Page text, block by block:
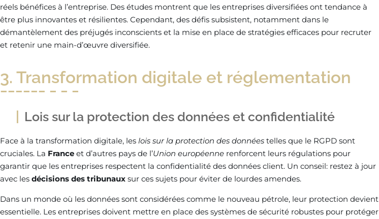
réels bénéfices à l’entreprise. Des études montrent que les entreprises diversifiées ont tendance à
être plus innovantes et résilientes. Cependant, des défis subsistent, notamment dans le
démantèlement des préjugés inconscients et la mise en place de stratégies efficaces pour recruter
et retenir une main-d’œuvre diversifiée.
3. Transformation digitale et réglementation
Lois sur la protection des données et confidentialité
Face à la transformation digitale, les lois sur la protection des données telles que le RGPD sont
cruciales. La France et d’autres pays de l’Union européenne renforcent leurs régulations pour
garantir que les entreprises respectent la confidentialité des données client. Un conseil: restez à jour
avec les décisions des tribunaux sur ces sujets pour éviter de lourdes amendes.
Dans un monde où les données sont considérées comme le nouveau pétrole, leur protection devient
essentielle. Les entreprises doivent mettre en place des systèmes de sécurité robustes pour protéger